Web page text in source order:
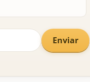
Enviar